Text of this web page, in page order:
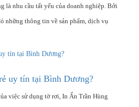
là nhu cầu tất yếu của doanh nghiệp. Bởi
những thông tin về sản phẩm, dịch vụ
uy tín tại Bình Dương?
việc sử dụng tờ rơi, In Ấn Trần Hùng